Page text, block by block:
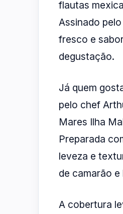
flautas
Assinado
fresco e
degustação.
Já quem
pelo chef
Mares Ilha
Preparada
leveza e
de camarão e
A cobertura